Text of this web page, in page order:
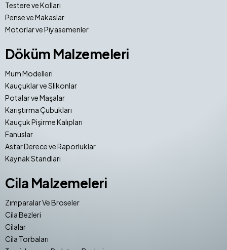
Testere ve Kolları
Pense ve Makaslar
Motorlar ve Piyasemenler
Döküm Malzemeleri
Mum Modelleri
Kauçuklar ve Slikonlar
Potalar ve Maşalar
Karıştırma Çubukları
Kauçuk Pişirme Kalıpları
Fanuslar
Astar Derece ve Raporluklar
Kaynak Standları
Cila Malzemeleri
Zımparalar Ve Broseler
Cila Bezleri
Cilalar
Cila Torbaları